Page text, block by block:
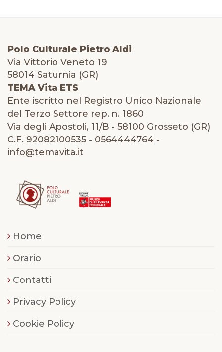
Polo Culturale Pietro Aldi
Via Vittorio Veneto 19
58014 Saturnia (GR)
TEMA Vita ETS
Ente iscritto nel Registro Unico Nazionale
del Terzo Settore rep. n. 1860
Via degli Apostoli, 11/B - 58100 Grosseto (GR)
C.F. 92082100535 - 0564444764 -
info@temavita.it
Home
Orario
Contatti
Privacy Policy
Cookie Policy